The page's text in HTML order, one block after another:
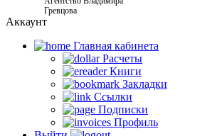
Гревцова
Аккаунт
Главная кабинетa
Расчеты
Книги
Закладки
Ссылки
Подписки
Профиль